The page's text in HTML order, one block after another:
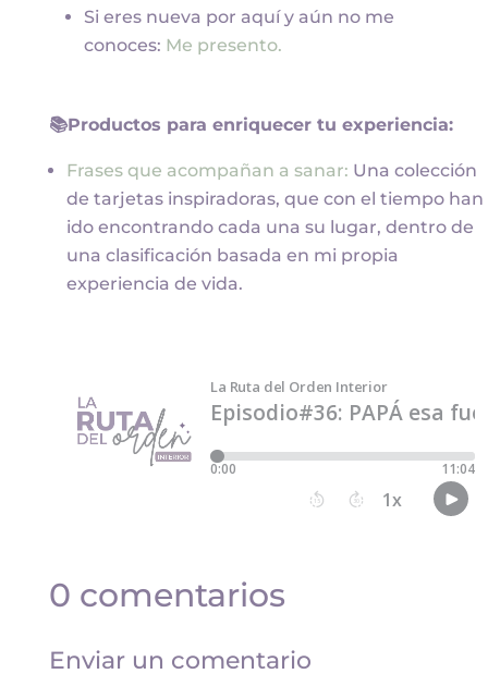
Si eres nueva por aquí y aún no me
conoces: Me presento.
📚Productos para enriquecer tu experiencia:
Frases que acompañan a sanar: Una colección
de tarjetas inspiradoras, que con el tiempo han
ido encontrando cada una su lugar, dentro de
una clasificación basada en mi propia
experiencia de vida.
0 comentarios
Enviar un comentario